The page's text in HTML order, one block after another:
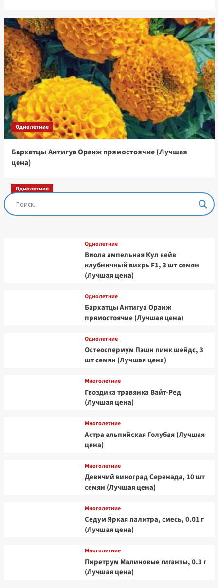
Однолетние
Бархатцы Антигуа Оранж прямостоячие (Лучшая
цена)
Однолетние
Остеоспермум Пэшн Роуз, 3 шт семян (Лучшая
цена)
Однолетние
Виола ампельная Кул вейв
клубничный вихрь F1, 3 шт семян
(Лучшая цена)
Однолетние
Бархатцы Антигуа Оранж
прямостоячие (Лучшая цена)
Однолетние
Остеоспермум Пэшн пинк шейдс, 3
шт семян (Лучшая цена)
Многолетние
Гвоздика травянка Вайт-Ред
(Лучшая цена)
Многолетние
Астра альпийская Голубая (Лучшая
цена)
Многолетние
Девичий виноград Серенада, 10 шт
семян (Лучшая цена)
Многолетние
Седум Яркая палитра, смесь, 0.01 г
(Лучшая цена)
Многолетние
Пиретрум Малиновые гиганты, 0.3 г
(Лучшая цена)